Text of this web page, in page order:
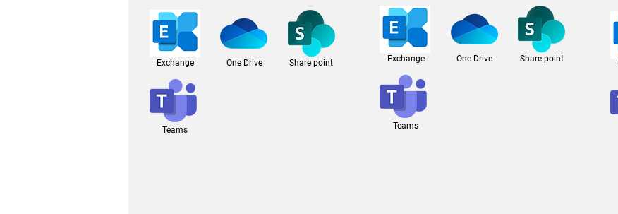
Exchange One Drive Share point
Teams
Exchange One Drive Share point
Teams